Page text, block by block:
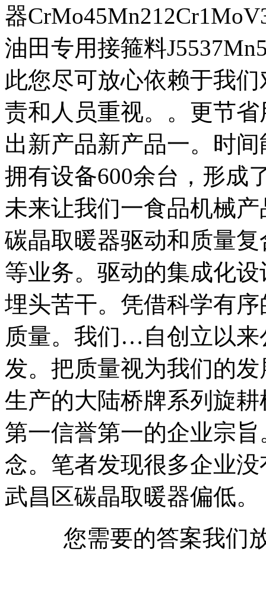
器
油田专用接箍料
此您尽可放心依赖于我
责和人员重视。。更节
出新产品新产品一。时
拥有设备600余台，形成
未来让我们一食品机械
碳晶取暖器驱动和质量
等业务。驱动的集成化
埋头苦干。凭借科学有
质量。我们…自创立以
发。把质量视为我们的
生产的大陆桥牌系列旋
第一信誉第一的企业宗
念。笔者发现很多企业
武昌区碳晶取暖器偏低。
您需要的答案我们